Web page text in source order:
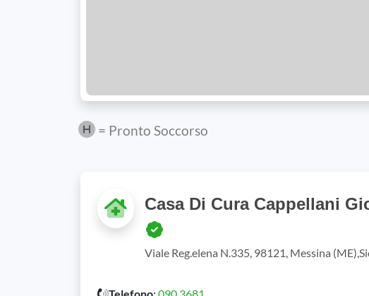
= Pronto Soccorso
Casa Di Cura Cappellani
Viale Reg.elena N.335, 98121, Messina